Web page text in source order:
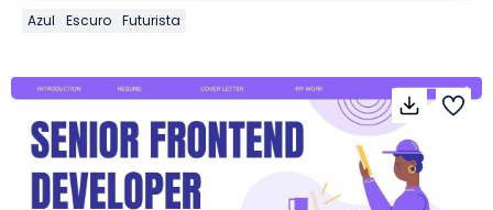
Azul Escuro Futurista